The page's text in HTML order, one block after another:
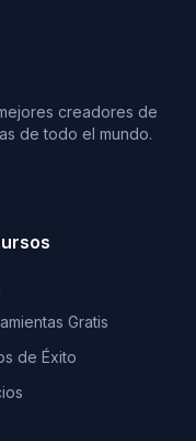
creadores de
de todo el mundo.
Gratis
de Éxito